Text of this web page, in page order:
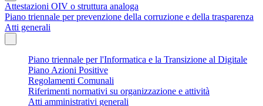
Attestazioni OIV o struttura analoga
Piano triennale per prevenzione della corruzione e della trasparenza
Atti generali
Piano triennale per l'Informatica e la Transizione al Digitale
Piano Azioni Positive
Regolamenti Comunali
Riferimenti normativi su organizzazione e attività
Atti amministrativi generali